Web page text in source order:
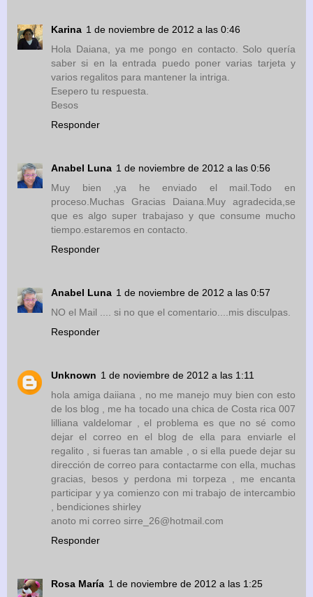
Karina 1 de noviembre de 2012 a las 0:46
Hola Daiana, ya me pongo en contacto. Solo quería
saber si en la entrada puedo poner varias tarjeta y
varios regalitos para mantener la intriga.
Esepero tu respuesta.
Besos
Responder
Anabel Luna 1 de noviembre de 2012 a las 0:56
Muy bien ,ya he enviado el mail.Todo en
proceso.Muchas Gracias Daiana.Muy agradecida,se
que es algo super trabajaso y que consume mucho
tiempo.estaremos en contacto.
Responder
Anabel Luna 1 de noviembre de 2012 a las 0:57
NO el Mail .... si no que el comentario....mis disculpas.
Responder
Unknown 1 de noviembre de 2012 a las 1:11
hola amiga daiiana , no me manejo muy bien con esto
de los blog , me ha tocado una chica de Costa rica 007
lilliana valdelomar , el problema es que no sé como
dejar el correo en el blog de ella para enviarle el
regalito , si fueras tan amable , o si ella puede dejar su
dirección de correo para contactarme con ella, muchas
gracias, besos y perdona mi torpeza , me encanta
participar y ya comienzo con mi trabajo de intercambio
, bendiciones shirley
anoto mi correo sirre_26@hotmail.com
Responder
Rosa María 1 de noviembre de 2012 a las 1:25